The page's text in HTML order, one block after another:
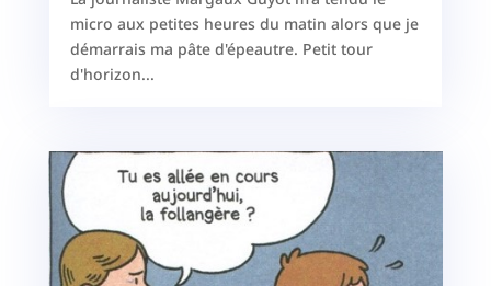
micro aux petites heures du matin alors que je
démarrais ma pâte d'épeautre. Petit tour
d'horizon...